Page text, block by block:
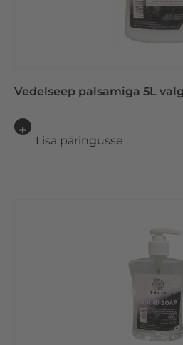
Vedelseep palsamiga 5L
Lisa päringusse